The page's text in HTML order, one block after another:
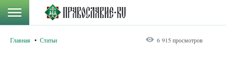
Главная Статьи 6 915 просмотров